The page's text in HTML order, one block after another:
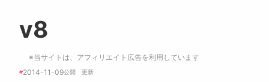
v8
※当サイトは、アフィリエイト広告を利用しています
#2014-11-09公開 更新